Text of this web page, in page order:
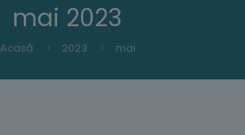
mai 2023
Acasă 2023 mai